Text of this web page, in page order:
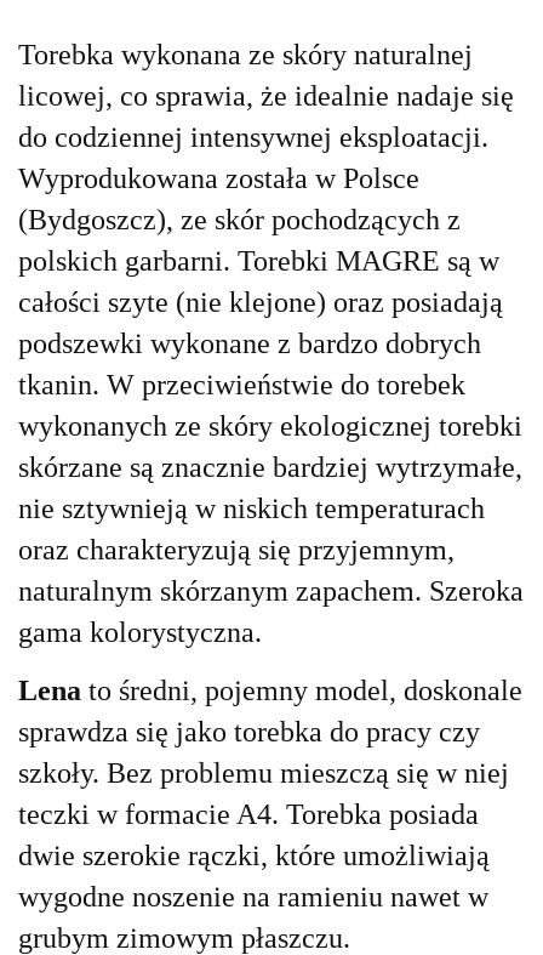
Torebka wykonana ze skóry naturalnej
licowej, co sprawia, że idealnie nadaje się
do codziennej intensywnej eksploatacji.
Wyprodukowana została w Polsce
(Bydgoszcz), ze skór pochodzących z
polskich garbarni. Torebki MAGRE są w
całości szyte (nie klejone) oraz posiadają
podszewki wykonane z bardzo dobrych
tkanin. W przeciwieństwie do torebek
wykonanych ze skóry ekologicznej torebki
skórzane są znacznie bardziej wytrzymałe,
nie sztywnieją w niskich temperaturach
oraz charakteryzują się przyjemnym,
naturalnym skórzanym zapachem. Szeroka
gama kolorystyczna.
Lena to średni, pojemny model, doskonale
sprawdza się jako torebka do pracy czy
szkoły. Bez problemu mieszczą się w niej
teczki w formacie A4. Torebka posiada
dwie szerokie rączki, które umożliwiają
wygodne noszenie na ramieniu nawet w
grubym zimowym płaszczu.